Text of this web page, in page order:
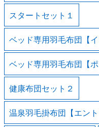
スタートセット１
ベッド専用羽毛布団【
ベッド専用羽毛布団【
健康布団セット２
温泉羽毛掛布団【エント